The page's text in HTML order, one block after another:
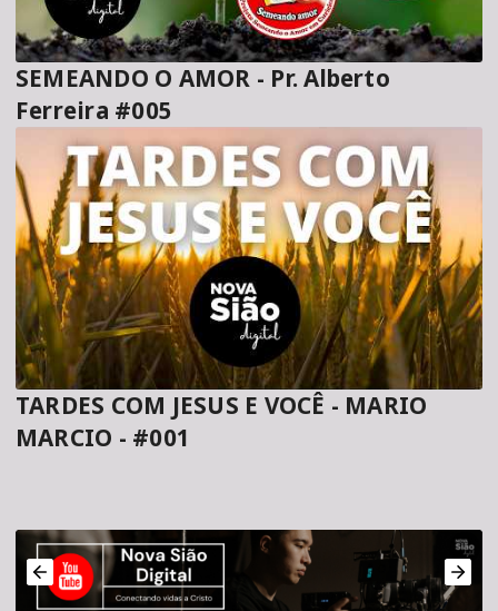
SEMEANDO O AMOR - Pr. Alberto
Ferreira #005
TARDES COM JESUS E VOCÊ - MARIO
MARCIO - #001